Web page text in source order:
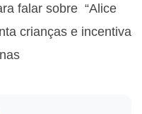
falar sobre “Alice
crianças e incentiva